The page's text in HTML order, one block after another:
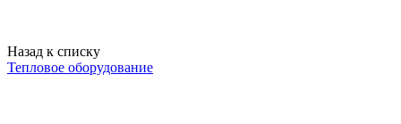
Назад к списку
Тепловое оборудование